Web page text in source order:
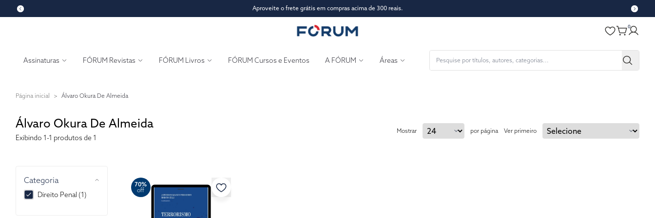
Aproveite o frete grátis em compras acima de 300 reais.
0
Assinaturas FÓRUM Revistas FÓRUM Livros FÓRUM Cursos e Eventos A FÓRUM Áreas
Página inicial > Álvaro Okura De Almeida
Álvaro Okura De Almeida
Exibindo 1-1 produtos de 1
Mostrar por página Ver primeiro
Categoria
Direito Penal (1)
70%
off